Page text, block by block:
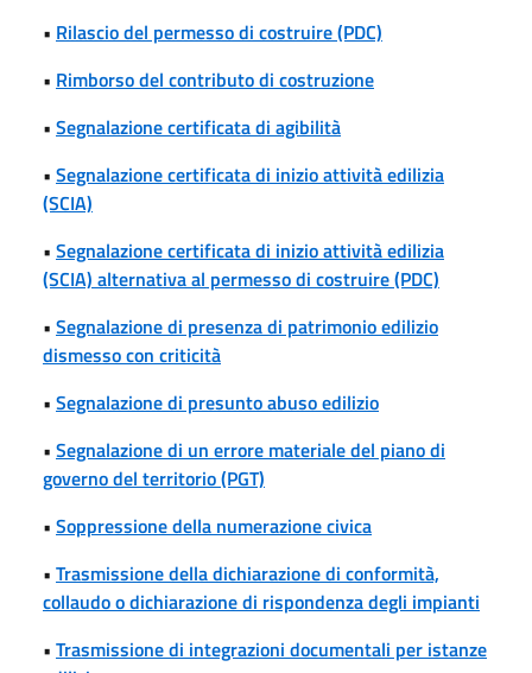
• Rilascio del permesso di costruire (PDC)
• Rimborso del contributo di costruzione
• Segnalazione certificata di agibilità
• Segnalazione certificata di inizio attività edilizia
(SCIA)
• Segnalazione certificata di inizio attività edilizia
(SCIA) alternativa al permesso di costruire (PDC)
• Segnalazione di presenza di patrimonio edilizio
dismesso con criticità
• Segnalazione di presunto abuso edilizio
• Segnalazione di un errore materiale del piano di
governo del territorio (PGT)
• Soppressione della numerazione civica
• Trasmissione della dichiarazione di conformità,
collaudo o dichiarazione di rispondenza degli impianti
• Trasmissione di integrazioni documentali per istanze